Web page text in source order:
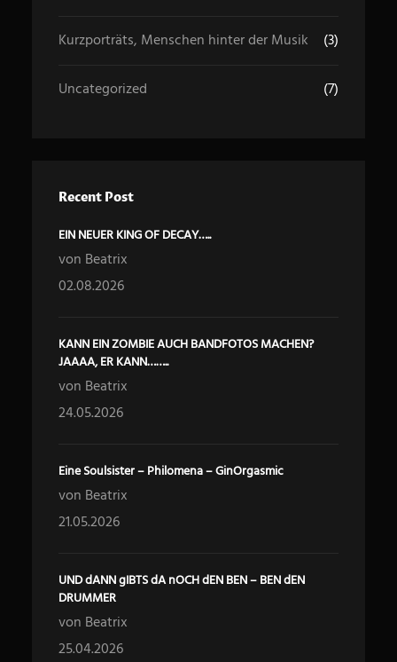
Kurzporträts, Menschen hinter der Musik (3)
Uncategorized (7)
Recent Post
EIN NEUER KING OF DECAY…..
von Beatrix
02.08.2026
KANN EIN ZOMBIE AUCH BANDFOTOS MACHEN?
JAAAA, ER KANN……..
von Beatrix
24.05.2026
Eine Soulsister – Philomena – GinOrgasmic
von Beatrix
21.05.2026
UND dANN gIBTS dA nOCH dEN BEN – BEN dEN
DRUMMER
von Beatrix
25.04.2026